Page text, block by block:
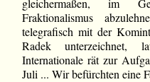
Fraktionalismus
telegrafisch mit der
Radek unterzeichnet,
Internationale rät zur
Juli ... Wir befürchten eine